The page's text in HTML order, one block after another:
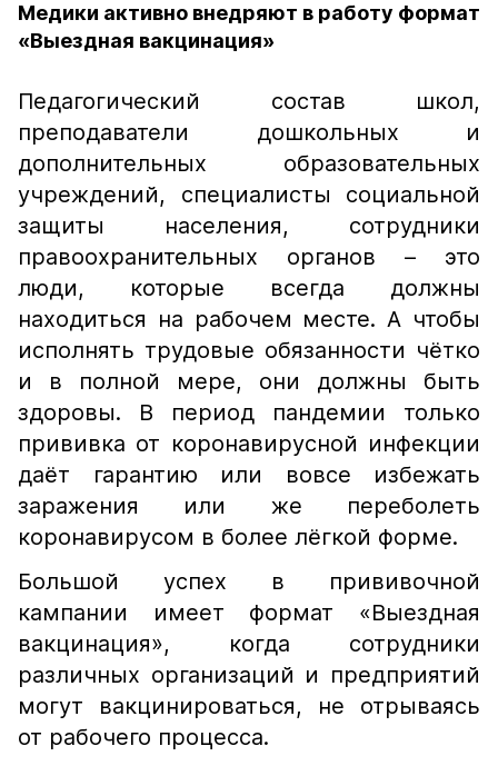
Медики активно внедряют в работу формат
«Выездная вакцинация»
Педагогический состав школ,
преподаватели дошкольных и
дополнительных образовательных
учреждений, специалисты социальной
защиты населения, сотрудники
правоохранительных органов – это
люди, которые всегда должны
находиться на рабочем месте. А чтобы
исполнять трудовые обязанности чётко
и в полной мере, они должны быть
здоровы. В период пандемии только
прививка от коронавирусной инфекции
даёт гарантию или вовсе избежать
заражения или же переболеть
коронавирусом в более лёгкой форме.
Большой успех в прививочной
кампании имеет формат «Выездная
вакцинация», когда сотрудники
различных организаций и предприятий
могут вакцинироваться, не отрываясь
от рабочего процесса.